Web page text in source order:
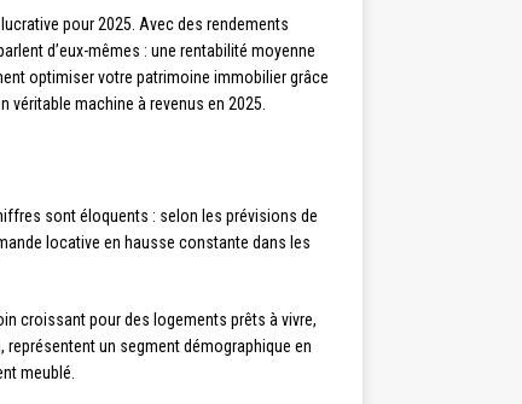
pour 2025. Avec des rendements
d’eux-mêmes : une rentabilité moyenne
optimiser votre patrimoine immobilier grâce
machine à revenus en 2025.
sont éloquents : selon les prévisions de
locative en hausse constante dans les
croissant pour des logements prêts à vivre,
un segment démographique en
meublé.